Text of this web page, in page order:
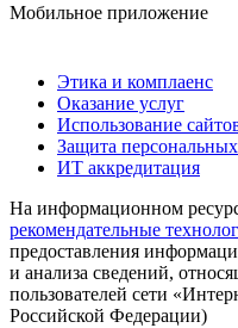
Мобильное приложение
Этика и комплаенс
Оказание услуг
Использование
Защита
ИТ аккредитация
На информационном
рекомендательные
предоставления
и анализа сведений,
пользователей сети
Российской Федерации)